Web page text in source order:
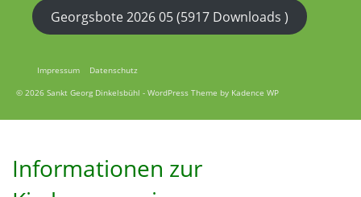
Georgsbote 2026 05 (5917 Downloads )
Impressum
Datenschutz
© 2026 Sankt Georg Dinkelsbühl - WordPress Theme by Kadence WP
Informationen zur